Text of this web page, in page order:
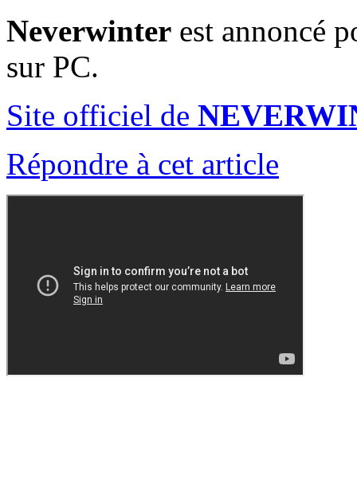
Neverwinter est annoncé
sur PC.
Site officiel de
Répondre à cet article